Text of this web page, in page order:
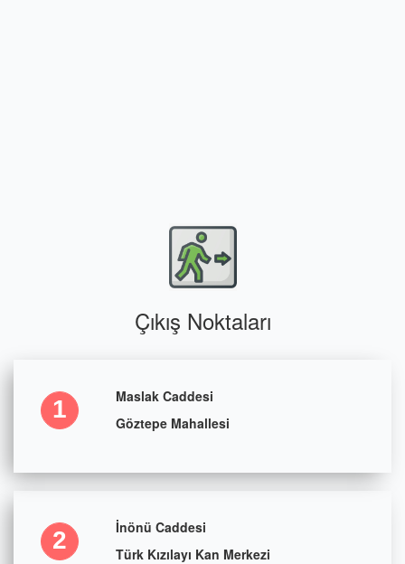
Çıkış Noktaları
1
Maslak Caddesi
Göztepe Mahallesi
2
İnönü Caddesi
Türk Kızılayı Kan Merkezi